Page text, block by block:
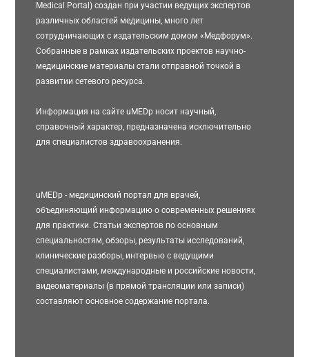
Medical Portal) создан при участии ведущих экспертов
различных областей медицины, много лет
сотрудничающих с издательским домом «Медфорум».
Собранные в рамках издательских проектов научно-
медицинские материалы стали отправной точкой в
развитии сетевого ресурса.
Информация на сайте uMEDp носит научный,
справочный характер, предназначена исключительно
для специалистов здравоохранения.
uMEDp - медицинский портал для врачей,
объединяющий информацию о современных решениях
для практики. Статьи экспертов по основным
специальностям, обзоры, результаты исследований,
клинические разборы, интервью с ведущими
специалистами, международные и российские новости,
видеоматериалы (в прямой трансляции или записи)
составляют основное содержание портала.